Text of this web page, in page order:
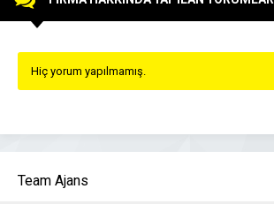
Hiç yorum yapılmamış.
Team Ajans